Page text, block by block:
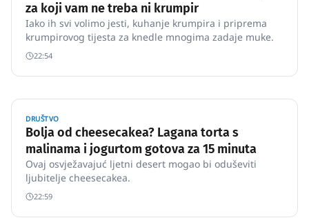
za koji vam ne treba ni krumpir
Iako ih svi volimo jesti, kuhanje krumpira i priprema
krumpirovog tijesta za knedle mnogima zadaje muke.
22:54
DRUŠTVO
Bolja od cheesecakea? Lagana torta s
malinama i jogurtom gotova za 15 minuta
Ovaj osvježavajuć ljetni desert mogao bi oduševiti
ljubitelje cheesecakea.
22:59